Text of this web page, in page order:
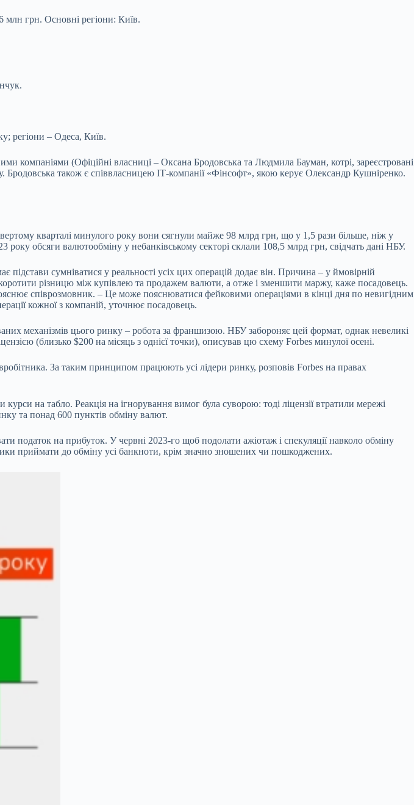
млн грн. Основні регіони: Київ.
регіони – Одеса, Київ.
компаніями (Офіційні власниці – Оксана Бродовська та Людмила Бауман, котрі, зареєстровані
Бродовська також є співвласницею ІТ-компанії «Фінсофт», якою керує Олександр Кушніренко.
кварталі минулого року вони сягнули майже 98 млрд грн, що у 1,5 рази більше, ніж у
обсяги валютообміну у небанківському секторі склали 108,5 млрд грн, свідчать дані НБУ.
сумніватися у реальності усіх цих операцій додає він. Причина – у ймовірній
різницю між купівлею та продажем валюти, а отже і зменшити маржу, каже посадовець.
співрозмовник. – Це може пояснюватися фейковими операціями в кінці дня по невигідним
кожної з компаній, уточнює посадовець.
механізмів цього ринку – робота за франшизою. НБУ забороняє цей формат, однак невеликі
(близько $200 на місяць з однієї точки), описував цю схему Forbes минулої осені.
За таким принципом працюють усі лідери ринку, розповів Forbes на правах
на табло. Реакція на ігнорування вимог була суворою: тоді ліцензії втратили мережі
та понад 600 пунктів обміну валют.
податок на прибуток. У червні 2023-го щоб подолати ажіотаж і спекуляції навколо обміну
приймати до обміну усі банкноти, крім значно зношених чи пошкоджених.